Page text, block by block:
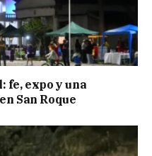
fe, expo y una
San Roque